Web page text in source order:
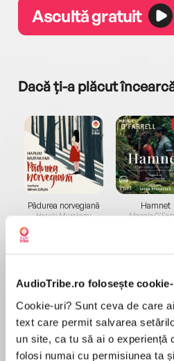
AudioTribe.ro folosește
Cookie-uri? Sunt ceva de care
text care permit salvarea
un site, ca tu să ai o experiență
folosi numai cu permisiunea ta
Ascultă gratuit
Dacă ți-a plăcut
Pădurea norvegiană
Haruki Murakami
Elita de Argint (Elita
de...
Dani Francis
Hamnet
Maggie
Diavolul se
la...
Lauren